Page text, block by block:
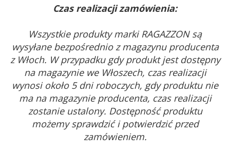
Czas realizacji zamówienia:
Wszystkie produkty marki RAGAZZON są
wysyłane bezpośrednio z magazynu producenta
z Włoch. W przypadku gdy produkt jest dostępny
na magazynie we Włoszech, czas realizacji
wynosi około 5 dni roboczych, gdy produktu nie
ma na magazynie producenta, czas realizacji
zostanie ustalony. Dostępność produktu
możemy sprawdzić i potwierdzić przed
zamówieniem.